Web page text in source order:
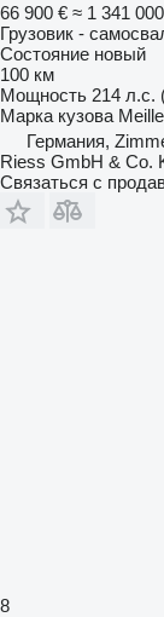
66 900 € ≈ 1 341
Грузовик -
Состояние новый
100 км
Мощность 214 л.с.
Марка кузова
Германия,
Riess GmbH & Co.
Связаться с
8